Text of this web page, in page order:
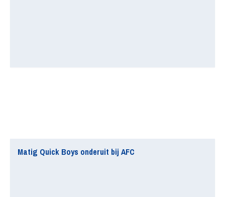
Matig Quick Boys onderuit bij AFC